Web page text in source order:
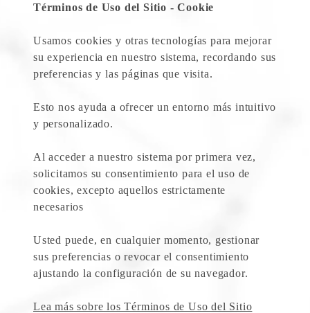
Términos de Uso del Sitio - Cookie
Usamos cookies y otras tecnologías para mejorar
su experiencia en nuestro sistema, recordando sus
preferencias y las páginas que visita.
Esto nos ayuda a ofrecer un entorno más intuitivo
y personalizado.
Al acceder a nuestro sistema por primera vez,
solicitamos su consentimiento para el uso de
cookies, excepto aquellos estrictamente
necesarios
Usted puede, en cualquier momento, gestionar
sus preferencias o revocar el consentimiento
ajustando la configuración de su navegador.
Lea más sobre los Términos de Uso del Sitio